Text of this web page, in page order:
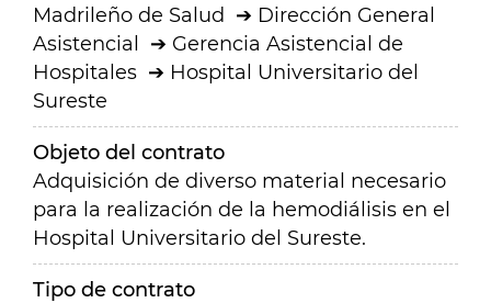
Madrileño de Salud
Dirección General
Asistencial
Gerencia Asistencial de
Hospitales
Hospital Universitario del
Sureste
Objeto del contrato
Adquisición de diverso material necesario
para la realización de la hemodiálisis en el
Hospital Universitario del Sureste.
Tipo de contrato